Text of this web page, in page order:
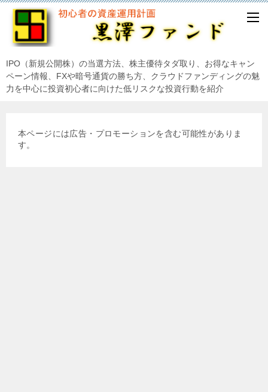
IPO（新規公開株）の当選方法、株主優待タダ取り、お得なキャン
ペーン情報、FXや暗号通貨の勝ち方、クラウドファンディングの魅
力を中心に投資初心者に向けた低リスクな投資行動を紹介
本ページには広告・プロモーションを含む可能性がありま
す。